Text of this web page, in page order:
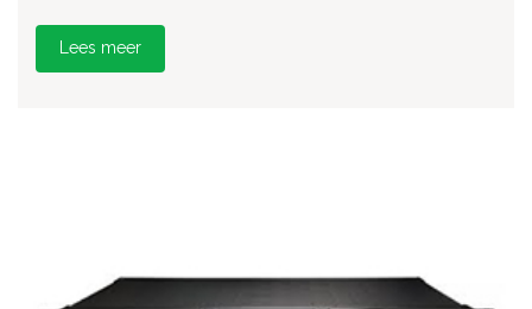
Lees meer